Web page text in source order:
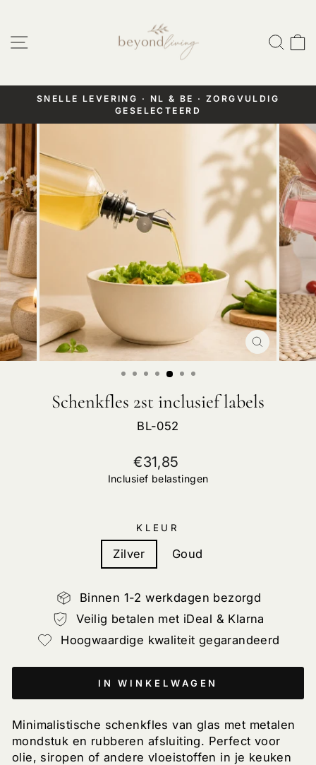
artikel
Pauzeer
SNELLE LEVERING · NL & BE · ZORGVULDIG
GESELECTEERD
SLUIT
Schenkfles 2st inclusief labels
BL-052
Normale
prijs
€31,85
Inclusief belastingen
KLEUR
Zilver Goud
Binnen 1-2 werkdagen bezorgd
Veilig betalen met iDeal & Klarna
Hoogwaardige kwaliteit gegarandeerd
IN WINKELWAGEN
Minimalistische schenkfles van glas met metalen
mondstuk en rubberen afsluiting. Perfect voor
olie, siropen of andere vloeistoffen in je keuken